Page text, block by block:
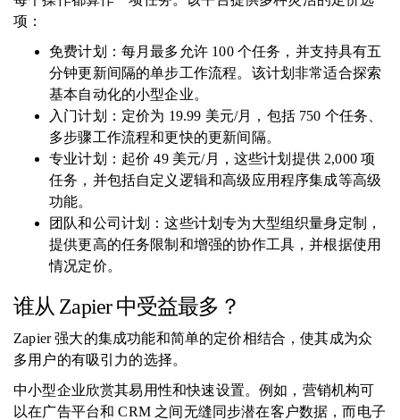
项：
免费计划：每月最多允许 100 个任务，并支持具有五
分钟更新间隔的单步工作流程。该计划非常适合探索
基本自动化的小型企业。
入门计划：定价为 19.99 美元/月，包括 750 个任务、
多步骤工作流程和更快的更新间隔。
专业计划：起价 49 美元/月，这些计划提供 2,000 项
任务，并包括自定义逻辑和高级应用程序集成等高级
功能。
团队和公司计划：这些计划专为大型组织量身定制，
提供更高的任务限制和增强的协作工具，并根据使用
情况定价。
谁从 Zapier 中受益最多？
Zapier 强大的集成功能和简单的定价相结合，使其成为众
多用户的有吸引力的选择。
中小型企业欣赏其易用性和快速设置。例如，营销机构可
以在广告平台和 CRM 之间无缝同步潜在客户数据，而电子